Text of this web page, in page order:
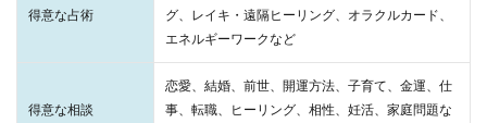
得意な占術
グ、レイキ・遠隔ヒーリング、オラクルカード、
エネルギーワークなど
得意な相談
恋愛、結婚、前世、開運方法、子育て、金運、仕
事、転職、ヒーリング、相性、妊活、家庭問題な